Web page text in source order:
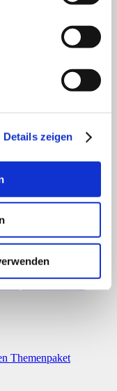
Details zeigen
Einsatz im Rahmen
Themenpaket